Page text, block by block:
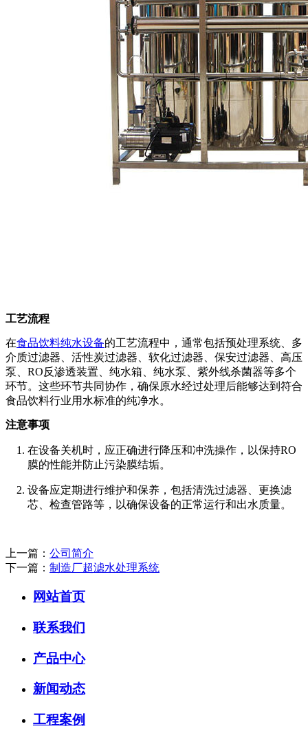
工艺流程
在食品饮料纯水设备的工艺流程中，通常包括预处理系统、多
介质过滤器、活性炭过滤器、软化过滤器、保安过滤器、高压
泵、RO反渗透装置、纯水箱、纯水泵、紫外线杀菌器等多个
环节。这些环节共同协作，确保原水经过处理后能够达到符合
食品饮料行业用水标准的纯净水。
注意事项
在设备关机时，应正确进行降压和冲洗操作，以保持RO
膜的性能并防止污染膜结垢。
设备应定期进行维护和保养，包括清洗过滤器、更换滤
芯、检查管路等，以确保设备的正常运行和出水质量。
上一篇： 公司简介
下一篇： 制造厂超滤水处理系统
网站首页
联系我们
产品中心
新闻动态
工程案例